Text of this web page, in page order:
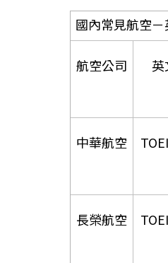
國內常見航空
航空公司
中華航空
長榮航空